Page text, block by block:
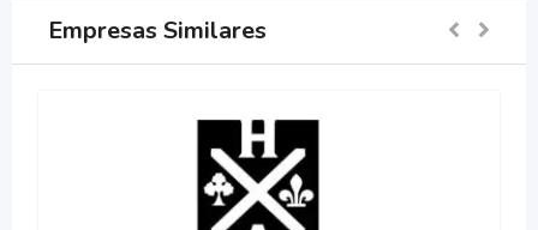
Empresas Similares